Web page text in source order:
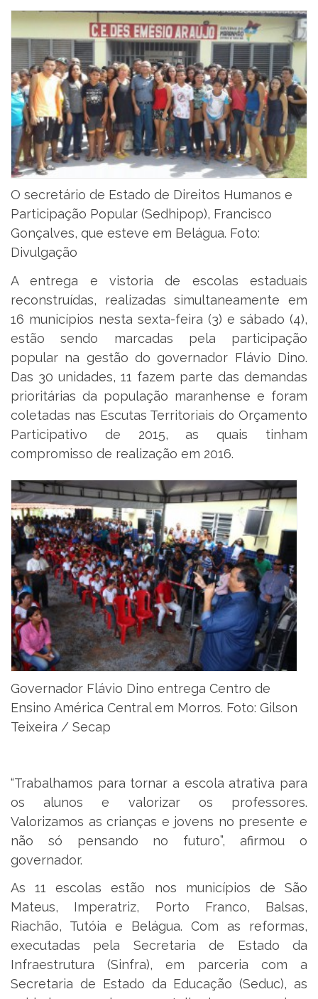
O secretário de Estado de Direitos Humanos e
Participação Popular (Sedhipop), Francisco
Gonçalves, que esteve em Belágua. Foto:
Divulgação
A entrega e vistoria de escolas estaduais
reconstruídas, realizadas simultaneamente em
16 municípios nesta sexta-feira (3) e sábado (4),
estão sendo marcadas pela participação
popular na gestão do governador Flávio Dino.
Das 30 unidades, 11 fazem parte das demandas
prioritárias da população maranhense e foram
coletadas nas Escutas Territoriais do Orçamento
Participativo de 2015, as quais tinham
compromisso de realização em 2016.
Governador Flávio Dino entrega Centro de
Ensino América Central em Morros. Foto: Gilson
Teixeira / Secap
“Trabalhamos para tornar a escola atrativa para
os alunos e valorizar os professores.
Valorizamos as crianças e jovens no presente e
não só pensando no futuro”, afirmou o
governador.
As 11 escolas estão nos municípios de São
Mateus, Imperatriz, Porto Franco, Balsas,
Riachão, Tutóia e Belágua. Com as reformas,
executadas pela Secretaria de Estado da
Infraestrutura (Sinfra), em parceria com a
Secretaria de Estado da Educação (Seduc), as